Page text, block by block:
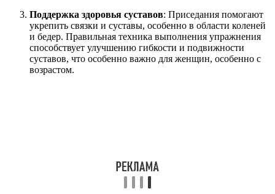
Поддержка здоровья суставов: Приседания помогают
укрепить связки и суставы, особенно в области коленей
и бедер. Правильная техника выполнения упражнения
способствует улучшению гибкости и подвижности
суставов, что особенно важно для женщин, особенно с
возрастом.